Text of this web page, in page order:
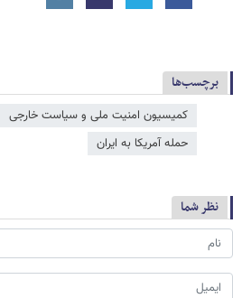
برچسب‌ها
کمیسیون امنیت ملی و سیاست خارجی
حمله آمریکا به ایران
نظر شما